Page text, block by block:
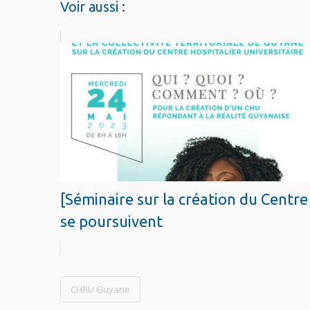
Voir aussi :
[Séminaire sur la création du
se poursuivent
CHRU Guyane